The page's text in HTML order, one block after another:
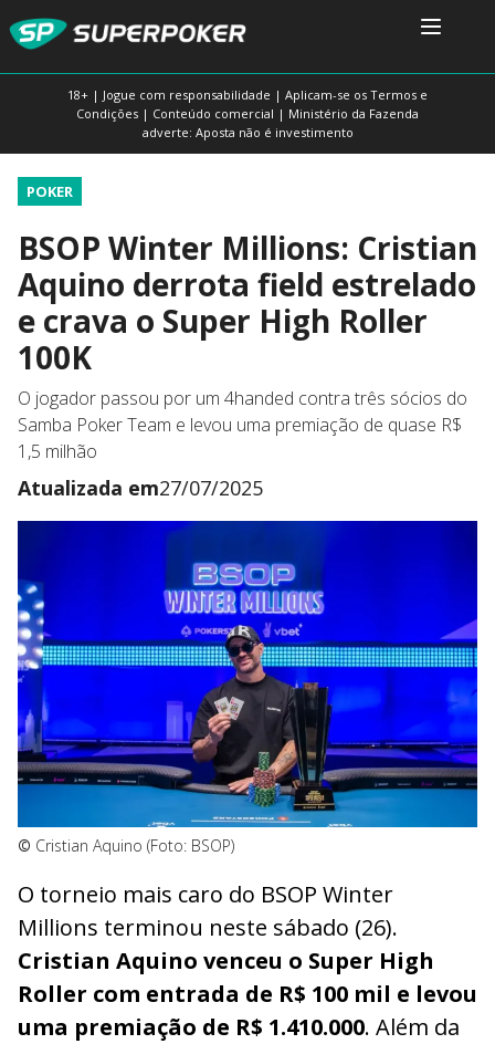
18+ | Jogue com responsabilidade | Aplicam-se os Termos e
Condições | Conteúdo comercial | Ministério da Fazenda
adverte: Aposta não é investimento
POKER
BSOP Winter Millions: Cristian
Aquino derrota field estrelado
e crava o Super High Roller
100K
O jogador passou por um 4handed contra três sócios do
Samba Poker Team e levou uma premiação de quase R$
1,5 milhão
Atualizada em27/07/2025
© Cristian Aquino (Foto: BSOP)
O torneio mais caro do BSOP Winter
Millions terminou neste sábado (26).
Cristian Aquino venceu o Super High
Roller com entrada de R$ 100 mil e levou
uma premiação de R$ 1.410.000. Além da